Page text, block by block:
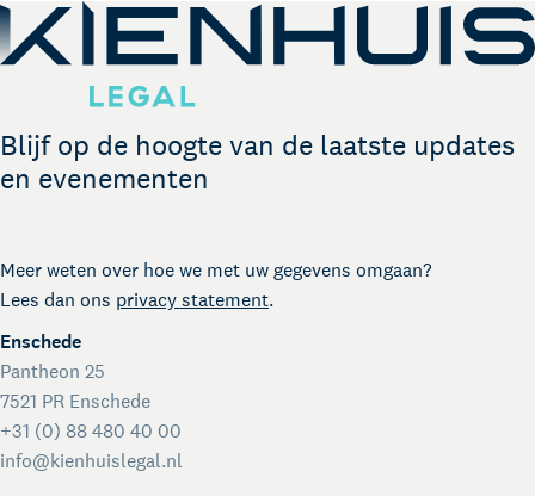
Blijf op de hoogte van de laatste updates
en evenementen
Meer weten over hoe we met uw gegevens omgaan?
Lees dan ons privacy statement.
Enschede
Pantheon 25
7521 PR Enschede
+31 (0) 88 480 40 00
info@kienhuislegal.nl